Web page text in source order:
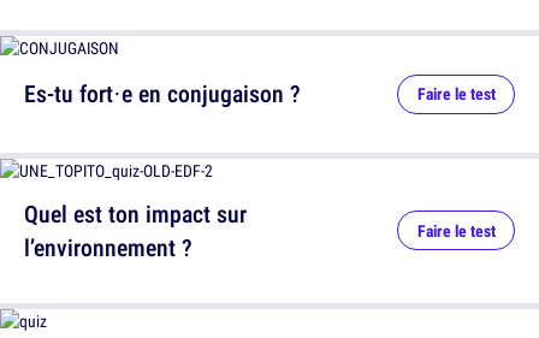
Es-tu fort·e en conjugaison ? Faire le test
Quel est ton impact sur
l’environnement ?
Faire le test